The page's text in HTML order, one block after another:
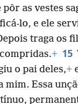
pôr as vestes
lo, e ele
traga os
+ 15
o pai deles,+
mim. Essa